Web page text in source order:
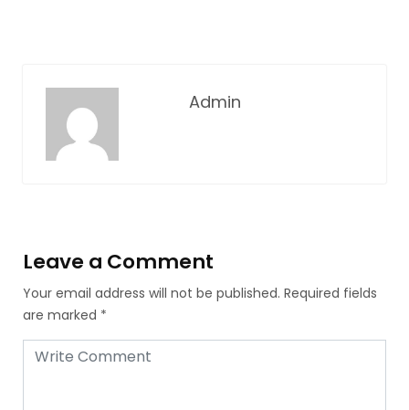
Admin
Leave a Comment
Your email address will not be published. Required fields
are marked *